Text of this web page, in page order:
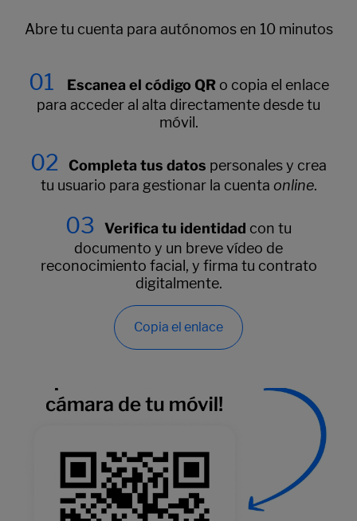
Abre tu cuenta para autónomos en 10 minutos
01 Escanea el código QR o copia el enlace
para acceder al alta directamente desde tu
móvil.
02 Completa tus datos personales y crea
tu usuario para gestionar la cuenta online.
03 Verifica tu identidad con tu
documento y un breve vídeo de
reconocimiento facial, y firma tu contrato
digitalmente.
Copia el enlace